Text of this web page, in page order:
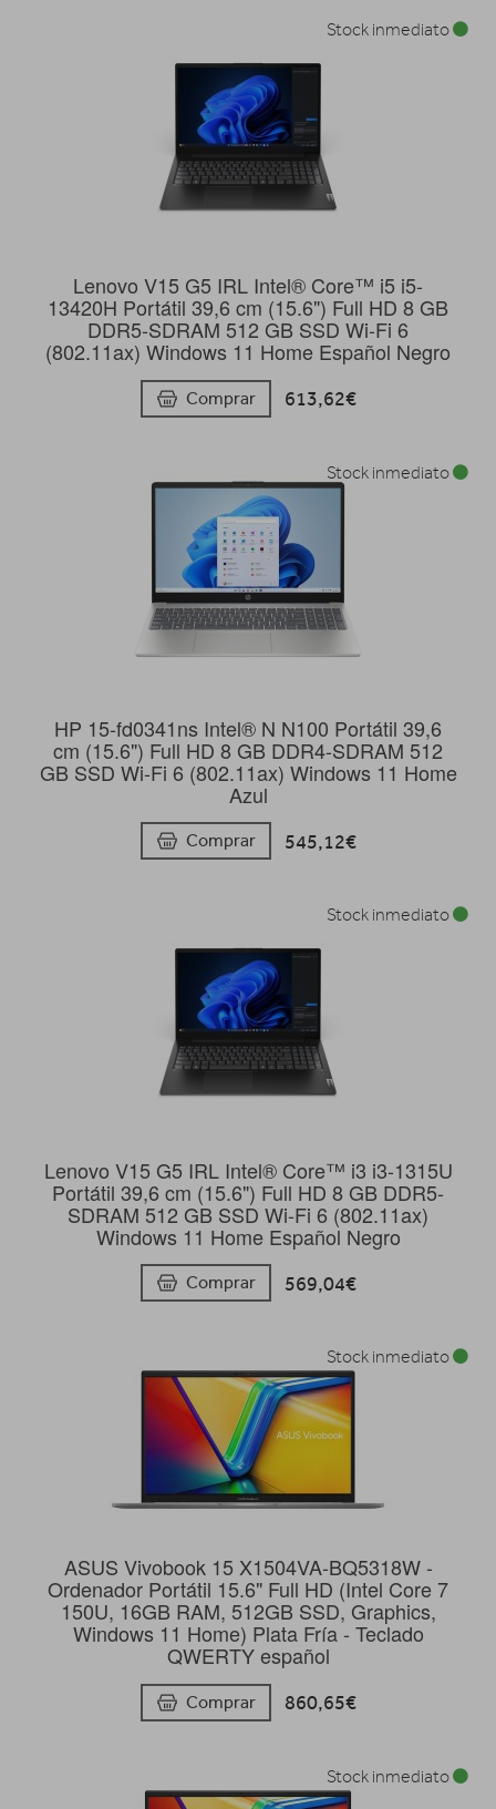
Lenovo V15 G5 IRL Intel® Core™ i5 i5-
13420H Portátil 39,6 cm (15.6") Full HD 8 GB
DDR5-SDRAM 512 GB SSD Wi-Fi 6
(802.11ax) Windows 11 Home Español Negro
Comprar 613,62€
Stock inmediato
HP 15-fd0341ns Intel® N N100 Portátil 39,6
cm (15.6") Full HD 8 GB DDR4-SDRAM 512
GB SSD Wi-Fi 6 (802.11ax) Windows 11 Home
Azul
Comprar 545,12€
Stock inmediato
Lenovo V15 G5 IRL Intel® Core™ i3 i3-1315U
Portátil 39,6 cm (15.6") Full HD 8 GB DDR5-
SDRAM 512 GB SSD Wi-Fi 6 (802.11ax)
Windows 11 Home Español Negro
Comprar 569,04€
Stock inmediato
ASUS Vivobook 15 X1504VA-BQ5318W -
Ordenador Portátil 15.6" Full HD (Intel Core 7
150U, 16GB RAM, 512GB SSD, Graphics,
Windows 11 Home) Plata Fría - Teclado
QWERTY español
Comprar 860,65€
Stock inmediato
Stock inmediato